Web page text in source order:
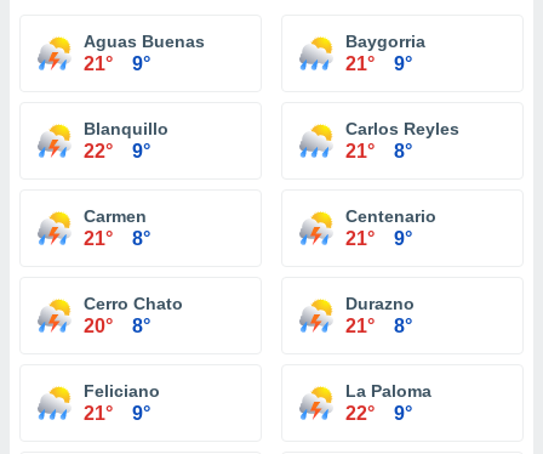
Aguas Buenas
21° 9°
Baygorria
21° 9°
Blanquillo
22° 9°
Carlos Reyles
21° 8°
Carmen
21° 8°
Centenario
21° 9°
Cerro Chato
20° 8°
Durazno
21° 8°
Feliciano
21° 9°
La Paloma
22° 9°